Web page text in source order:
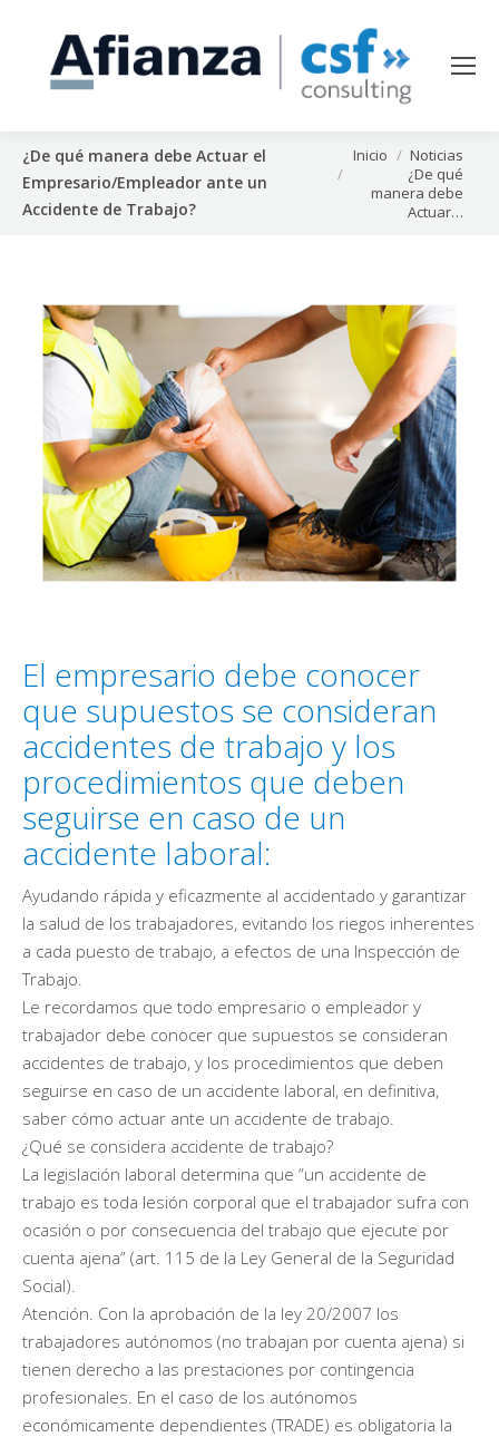
¿De qué manera debe Actuar el
Empresario/Empleador ante un
Accidente de Trabajo?
Estás aquí:
Inicio
Noticias
¿De qué
manera debe
Actuar…
El empresario debe conocer
que supuestos se consideran
accidentes de trabajo y los
procedimientos que deben
seguirse en caso de un
accidente laboral:
Ayudando rápida y eficazmente al accidentado y garantizar
la salud de los trabajadores, evitando los riegos inherentes
a cada puesto de trabajo, a efectos de una Inspección de
Trabajo.
Le recordamos que todo empresario o empleador y
trabajador debe conocer que supuestos se consideran
accidentes de trabajo, y los procedimientos que deben
seguirse en caso de un accidente laboral, en definitiva,
saber cómo actuar ante un accidente de trabajo.
¿Qué se considera accidente de trabajo?
La legislación laboral determina que “un accidente de
trabajo es toda lesión corporal que el trabajador sufra con
ocasión o por consecuencia del trabajo que ejecute por
cuenta ajena” (art. 115 de la Ley General de la Seguridad
Social).
Atención. Con la aprobación de la ley 20/2007 los
trabajadores autónomos (no trabajan por cuenta ajena) si
tienen derecho a las prestaciones por contingencia
profesionales. En el caso de los autónomos
económicamente dependientes (TRADE) es obligatoria la